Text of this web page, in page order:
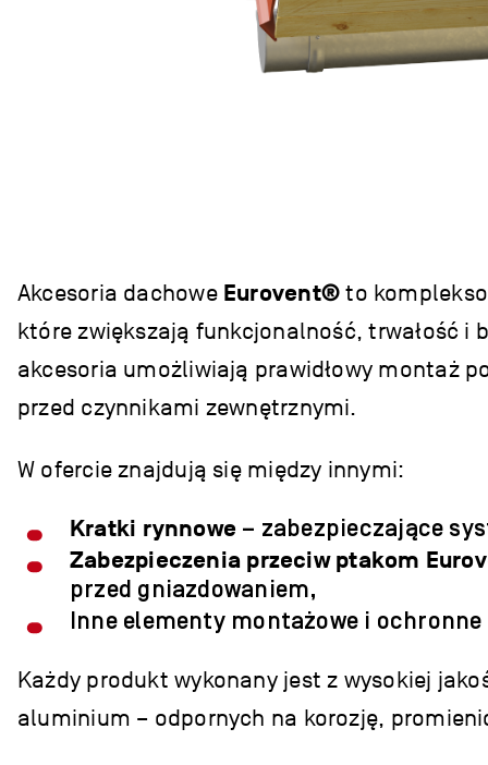
Akcesoria dachowe Eurovent®to
które zwiększają funkcjonalność, trwałość i
akcesoria umożliwiają prawidłowy montaż
przed czynnikami zewnętrznymi.
W ofercie znajdują się między innymi:
Kratki rynnowe – zabezpieczające
Zabezpieczenia przeciw ptakom
przed gniazdowaniem,
Inne elementy montażowe i
Każdy produkt wykonany jest z wysokiej
aluminium – odpornych na korozję,